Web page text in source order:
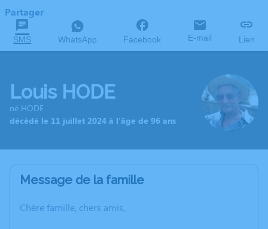
Partager
SMS WhatsApp Facebook E-mail Lien
Louis HODE
né HODE
décédé le 11 juillet 2024 à l'âge de 96 ans
Message de la famille
Chère famille, chers amis,